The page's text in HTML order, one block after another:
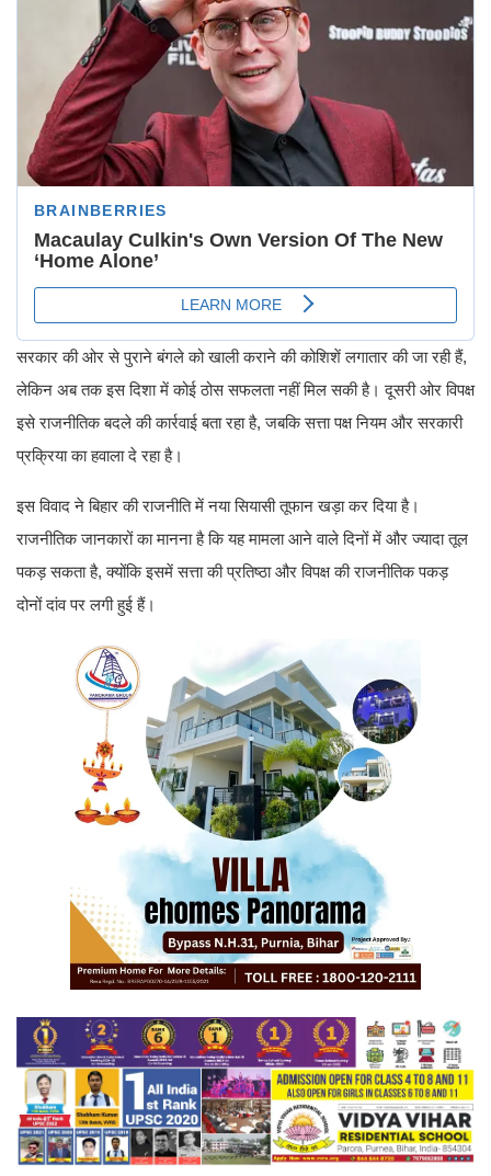
सरकार की ओर से पुराने बंगले को खाली कराने की कोशिशें लगातार की जा रही हैं,
लेकिन अब तक इस दिशा में कोई ठोस सफलता नहीं मिल सकी है। दूसरी ओर विपक्ष
इसे राजनीतिक बदले की कार्रवाई बता रहा है, जबकि सत्ता पक्ष नियम और सरकारी
प्रक्रिया का हवाला दे रहा है।
इस विवाद ने बिहार की राजनीति में नया सियासी तूफान खड़ा कर दिया है।
राजनीतिक जानकारों का मानना है कि यह मामला आने वाले दिनों में और ज्यादा तूल
पकड़ सकता है, क्योंकि इसमें सत्ता की प्रतिष्ठा और विपक्ष की राजनीतिक पकड़
दोनों दांव पर लगी हुई हैं।